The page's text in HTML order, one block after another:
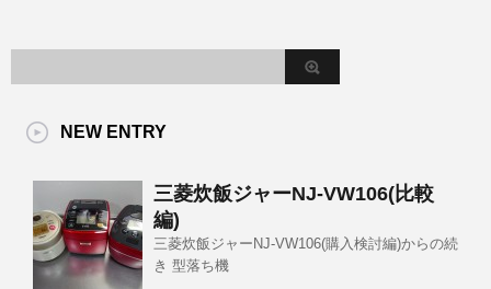
NEW ENTRY
三菱炊飯ジャーNJ-VW106(比較
編)
三菱炊飯ジャーNJ-VW106(購入検討編)からの続
き 型落ち機